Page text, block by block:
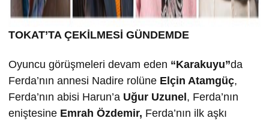
TOKAT’TA ÇEKİLMESİ GÜNDEMDE
Oyuncu görüşmeleri devam eden “Karakuyu”da
Ferda’nın annesi Nadire rolüne Elçin Atamgüç,
Ferda’nın abisi Harun’a Uğur Uzunel, Ferda’nın
eniştesine Emrah Özdemir, Ferda’nın ilk aşkı